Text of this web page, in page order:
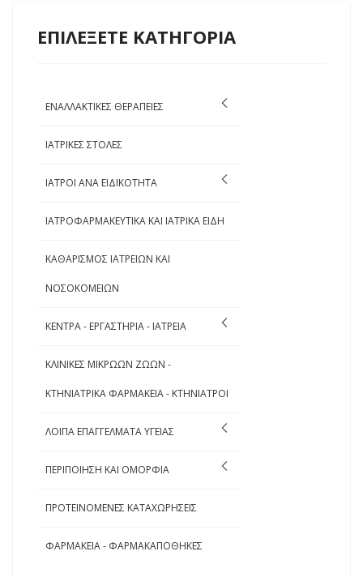
ΕΠΙΛΕΞΕΤΕ ΚΑΤΗΓΟΡΙΑ
ΕΝΑΛΛΑΚΤΙΚΕΣ ΘΕΡΑΠΕΙΕΣ
ΙΑΤΡΙΚΕΣ ΣΤΟΛΕΣ
ΙΑΤΡΟΙ ΑΝΑ ΕΙΔΙΚΟΤΗΤΑ
ΙΑΤΡΟΦΑΡΜΑΚΕΥΤΙΚΑ ΚΑΙ ΙΑΤΡΙΚΑ ΕΙΔΗ
ΚΑΘΑΡΙΣΜΟΣ ΙΑΤΡΕΙΩΝ ΚΑΙ
ΝΟΣΟΚΟΜΕΙΩΝ
ΚΕΝΤΡΑ - ΕΡΓΑΣΤΗΡΙΑ - ΙΑΤΡΕΙΑ
ΚΛΙΝΙΚΕΣ ΜΙΚΡΩΩΝ ΖΩΩΝ -
ΚΤΗΝΙΑΤΡΙΚΑ ΦΑΡΜΑΚΕΙΑ - ΚΤΗΝΙΑΤΡΟΙ
ΛΟΙΠΑ ΕΠΑΓΓΕΛΜΑΤΑ ΥΓΕΙΑΣ
ΠΕΡΙΠΟΙΗΣΗ ΚΑΙ ΟΜΟΡΦΙΑ
ΠΡΟΤΕΙΝΟΜΕΝΕΣ ΚΑΤΑΧΩΡΗΣΕΙΣ
ΦΑΡΜΑΚΕΙΑ - ΦΑΡΜΑΚΑΠΟΘΗΚΕΣ